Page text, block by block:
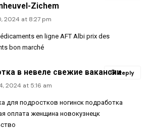
Zichem
2024 at 8:27 pm
en ligne AFT Albi prix des
bon marché
в невеле свежие вакансии
2024 at 5:16 am
для подростков ногинск подработка
оплата женщина новокузнецк
Reply